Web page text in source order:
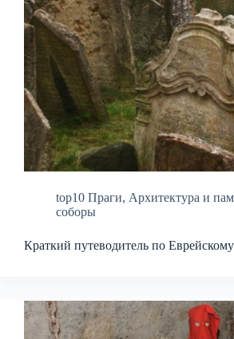
top10 Праги, Архитектура и
соборы
Краткий путеводитель по